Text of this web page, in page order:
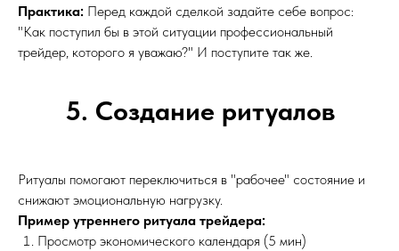
Практика: Перед каждой сделкой задайте себе вопрос:
"Как поступил бы в этой ситуации профессиональный
трейдер, которого я уважаю?" И поступите так же.
5. Создание ритуалов
Ритуалы помогают переключиться в "рабочее" состояние и
снижают эмоциональную нагрузку.
Пример утреннего ритуала трейдера:
Просмотр экономического календаря (5 мин)